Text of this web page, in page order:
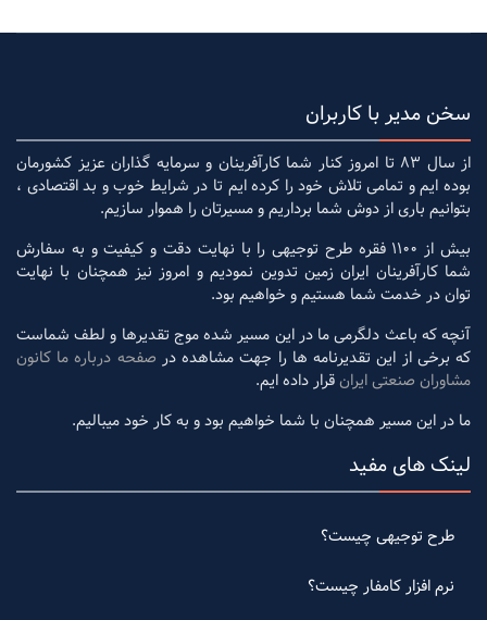
سخن مدیر با کاربران
از سال 83 تا امروز کنار شما کارآفرینان و سرمایه گذاران عزیز کشورمان
بوده ایم و تمامی تلاش خود را کرده ایم تا در شرایط خوب و بد اقتصادی ،
بتوانیم باری از دوش شما برداریم و مسیرتان را هموار سازیم.
بیش از 1100 فقره طرح توجیهی را با نهایت دقت و کیفیت و به سفارش
شما کارآفرینان ایران زمین تدوین نمودیم و امروز نیز همچنان با نهایت
توان در خدمت شما هستیم و خواهیم بود.
آنچه که باعث دلگرمی ما در این مسیر شده موج تقدیرها و لطف شماست
که برخی از این تقدیرنامه ها را جهت مشاهده در صفحه درباره ما کانون
مشاوران صنعتی ایرانقرار داده ایم.
ما در این مسیر همچنان با شما خواهیم بود و به کار خود میبالیم.
لینک های مفید
طرح توجیهی چیست؟
نرم افزار کامفار چیست؟